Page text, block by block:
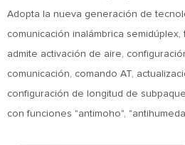
Adopta la nueva generación de
comunicación inalámbrica
admite activación de aire,
comunicación, comando AT,
configuración de longitud de
con funciones "antimoho",